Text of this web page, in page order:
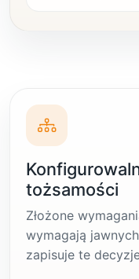
tożsamości
Złożone
wymagają
zapisuje te